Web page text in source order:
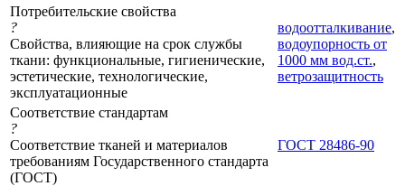
Потребительские свойства
?
Свойства, влияющие на срок службы
ткани: функциональные, гигиенические,
эстетические, технологические,
эксплуатационные
водоотталкивание,
водоупорность от
1000 мм вод.ст.,
ветрозащитность
Соответствие стандартам
?
Соответствие тканей и материалов
требованиям Государственного стандарта
(ГОСТ)
ГОСТ 28486-90